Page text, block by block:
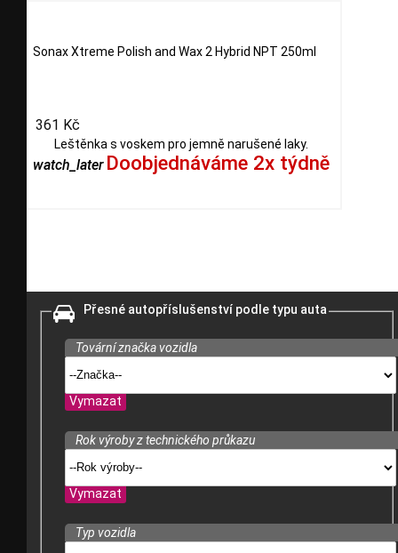
Sonax Xtreme Polish and Wax 2 Hybrid NPT 250ml
361 Kč
Leštěnka s voskem pro jemně narušené laky.
watch_later Doobjednáváme 2x týdně
Přesné autopříslušenství podle typu auta
Tovární značka vozidla
Vymazat
Rok výroby z technického průkazu
Vymazat
Typ vozidla